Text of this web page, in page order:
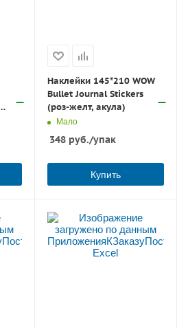
Наклейки 145*210 WOW
Bullet Journal Stickers
(роз-желт, акула)
Мало
348руб./упак
Купить